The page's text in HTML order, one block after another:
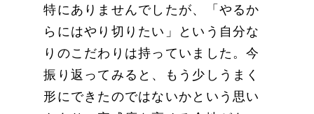
特にありませんでしたが、「やるか
らにはやり切りたい」という自分な
りのこだわりは持っていました。今
振り返ってみると、もう少しうまく
形にできたのではないかという思い